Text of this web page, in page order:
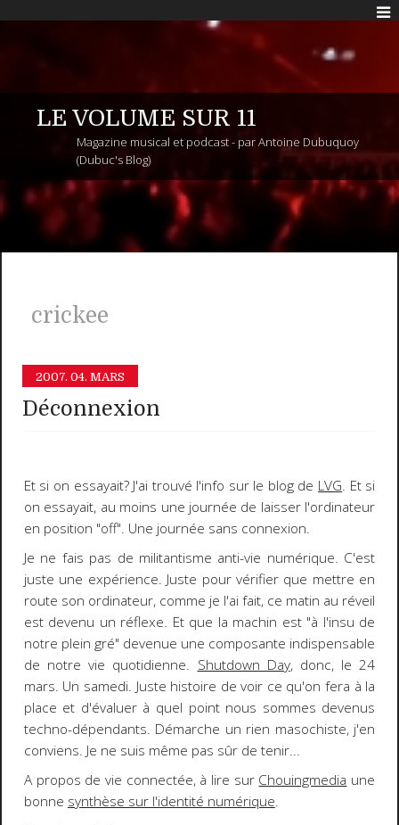
LE VOLUME SUR 11
Magazine musical et podcast - par Antoine Dubuquoy
(Dubuc's Blog)
crickee
2007. 04. MARS
Déconnexion
Et si on essayait? J'ai trouvé l'info sur le blog de LVG. Et si
on essayait, au moins une journée de laisser l'ordinateur
en position "off". Une journée sans connexion.
Je ne fais pas de militantisme anti-vie numérique. C'est
juste une expérience. Juste pour vérifier que mettre en
route son ordinateur, comme je l'ai fait, ce matin au réveil
est devenu un réflexe. Et que la machin est "à l'insu de
notre plein gré" devenue une composante indispensable
de notre vie quotidienne. Shutdown Day, donc, le24
mars. Un samedi. Juste histoire de voir ce qu'on fera à la
place et d'évaluer à quel point nous sommes devenus
techno-dépendants. Démarche un rien masochiste, j'en
conviens. Je ne suis même pas sûr de tenir...
A propos de vie connectée, à lire sur Chouingmedia une
bonne synthèse sur l'identité numérique.